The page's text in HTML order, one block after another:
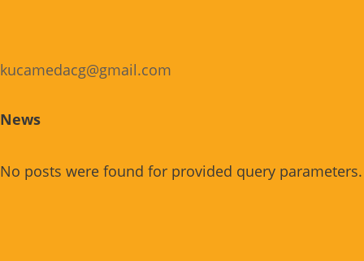
kucamedacg@gmail.com
News
No posts were found for provided query parameters.